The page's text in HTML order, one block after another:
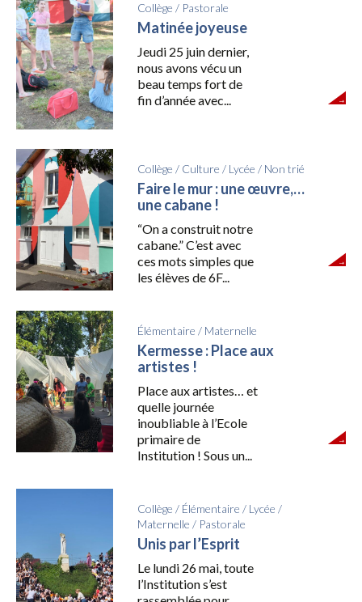
Collège / Pastorale
Matinée joyeuse
Jeudi 25 juin dernier,
nous avons vécu un
beau temps fort de
fin d’année avec...
Collège / Culture / Lycée / Non trié
Faire le mur : une œuvre,…
une cabane !
“On a construit notre
cabane.” C’est avec
ces mots simples que
les élèves de 6F...
Élémentaire / Maternelle
Kermesse : Place aux
artistes !
Place aux artistes… et
quelle journée
inoubliable à l’Ecole
primaire de
Institution ! Sous un...
Collège / Élémentaire / Lycée /
Maternelle / Pastorale
Unis par l’Esprit
Le lundi 26 mai, toute
l’Institution s’est